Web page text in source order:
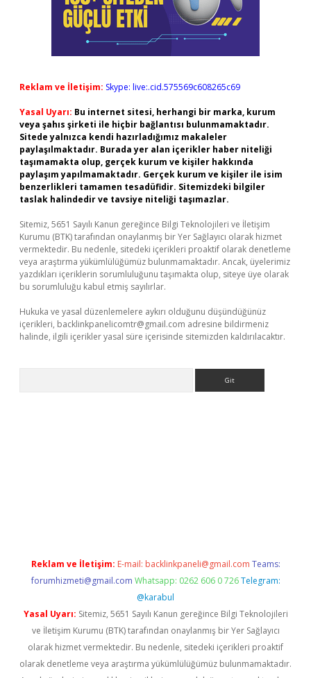
Reklam ve İletişim: Skype: live:.cid.575569c608265c69
Yasal Uyarı: Bu internet sitesi, herhangi bir marka, kurum
veya şahıs şirketi ile hiçbir bağlantısı bulunmamaktadır.
Sitede yalnızca kendi hazırladığımız makaleler
paylaşılmaktadır. Burada yer alan içerikler haber niteliği
taşımamakta olup, gerçek kurum ve kişiler hakkında
paylaşım yapılmamaktadır. Gerçek kurum ve kişiler ile isim
benzerlikleri tamamen tesadüfidir. Sitemizdeki bilgiler
taslak halindedir ve tavsiye niteliği taşımazlar.
Sitemiz, 5651 Sayılı Kanun gereğince Bilgi Teknolojileri ve İletişim
Kurumu (BTK) tarafından onaylanmış bir Yer Sağlayıcı olarak hizmet
vermektedir. Bu nedenle, sitedeki içerikleri proaktif olarak denetleme
veya araştırma yükümlülüğümüz bulunmamaktadır. Ancak, üyelerimiz
yazdıkları içeriklerin sorumluluğunu taşımakta olup, siteye üye olarak
bu sorumluluğu kabul etmiş sayılırlar.
Hukuka ve yasal düzenlemelere aykırı olduğunu düşündüğünüz
içerikleri, backlinkpanelicomtr@gmail.com adresine bildirmeniz
halinde, ilgili içerikler yasal süre içerisinde sitemizden kaldırılacaktır.
Reklam ve İletişim: E-mail: backlinkpaneli@gmail.com Teams:
forumhizmeti@gmail.com Whatsapp: 0262 606 0 726 Telegram:
@karabul
Yasal Uyarı: Sitemiz, 5651 Sayılı Kanun gereğince Bilgi Teknolojileri
ve İletişim Kurumu (BTK) tarafından onaylanmış bir Yer Sağlayıcı
olarak hizmet vermektedir. Bu nedenle, sitedeki içerikleri proaktif
olarak denetleme veya araştırma yükümlülüğümüz bulunmamaktadır.